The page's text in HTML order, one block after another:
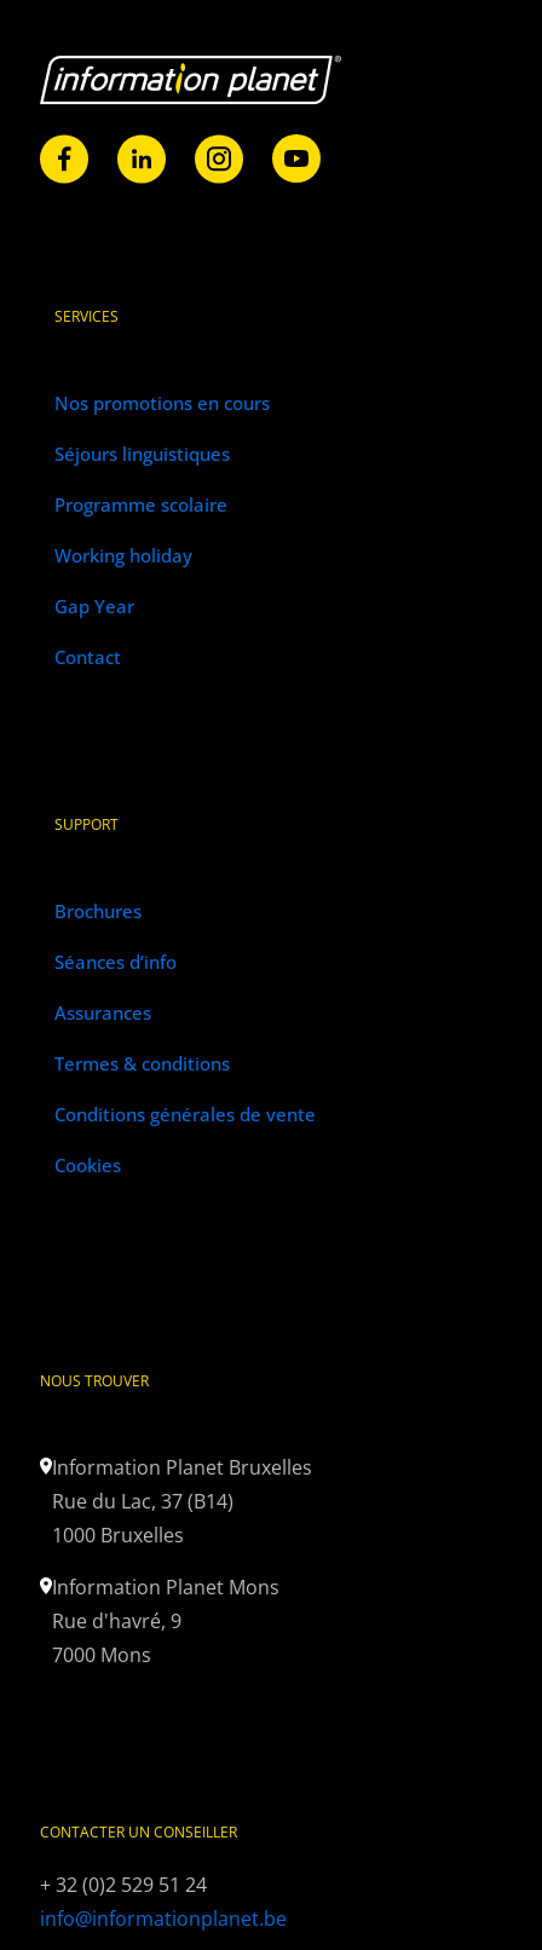
BROCHURES DEVIS
SERVICES
Nos promotions en cours
Séjours linguistiques
Programme scolaire
Working holiday
Gap Year
Contact
SUPPORT
Brochures
Séances d’info
Assurances
Termes & conditions
Conditions générales de vente
Cookies
NOUS TROUVER
Information Planet Bruxelles
Rue du Lac, 37 (B14)
1000 Bruxelles
Information Planet Mons
Rue d'havré, 9
7000 Mons
CONTACTER UN CONSEILLER
+ 32 (0)2 529 51 24
info@informationplanet.be